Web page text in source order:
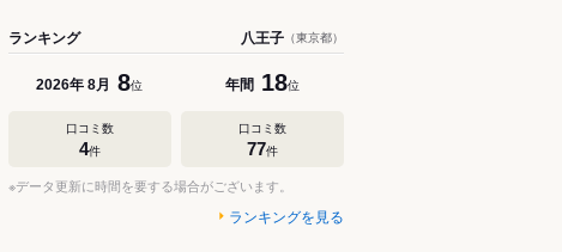
ランキング 八王子 （東京都）
2026年8月 8位
口コミ数
4件
年間 18位
口コミ数
77件
※データ更新に時間を要する場合がございます。
ランキングを見る